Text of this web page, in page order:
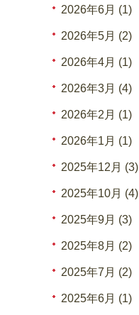
2026年6月 (1)
2026年5月 (2)
2026年4月 (1)
2026年3月 (4)
2026年2月 (1)
2026年1月 (1)
2025年12月 (3)
2025年10月 (4)
2025年9月 (3)
2025年8月 (2)
2025年7月 (2)
2025年6月 (1)